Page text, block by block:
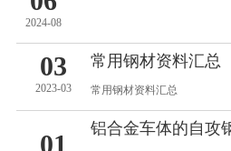
2024-08
03
2023-03
常用钢材资料汇总
常用钢材资料汇总
01